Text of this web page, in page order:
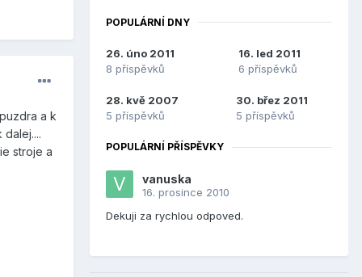
a k
stroje a
POPULÁRNÍ DNY
26. úno 2011
8 příspěvků
16. led 2011
6 příspěvků
28. kvě 2007
5 příspěvků
30. břez 2011
5 příspěvků
POPULÁRNÍ PŘÍSPĚVKY
vanuska
16. prosince 2010
Dekuji za rychlou odpoved.